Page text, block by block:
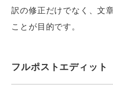
訳の修正だけでなく、文
ことが目的です。
フルポストエディット